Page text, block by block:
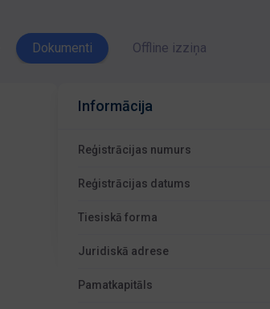
Dokumenti Offline izziņa
Informācija
Reģistrācijas numurs
Reģistrācijas datums
Tiesiskā forma
Juridiskā adrese
Pamatkapitāls